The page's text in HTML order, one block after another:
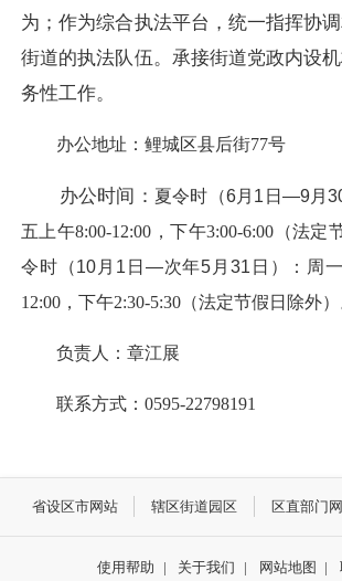
为；作为综合执法平台，统一指挥协
街道的执法队伍。承接街道党政内设
务性工作。
办公地址：鲤城区县后街77号
办公时间： 夏令时（6月1日—9月
五 上午8:00-12:00，下午3:00-6:00（法定
令时（10月1日—次年5月31日）：周
12:00，下午2:30-5:30（法定节假日除外）
负责人：章江展
联系方式：0595-22798191
省设区市网站 辖区街道园区 区直部门
使用帮助 | 关于我们 | 网站地图 |